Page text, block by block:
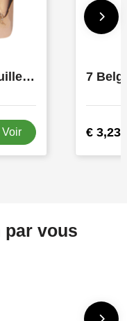
Bonbon chocolat sous feuille dorée avec quadrichromie sur bande papier, env. 17 gr.
Voir € 3,23
par vous